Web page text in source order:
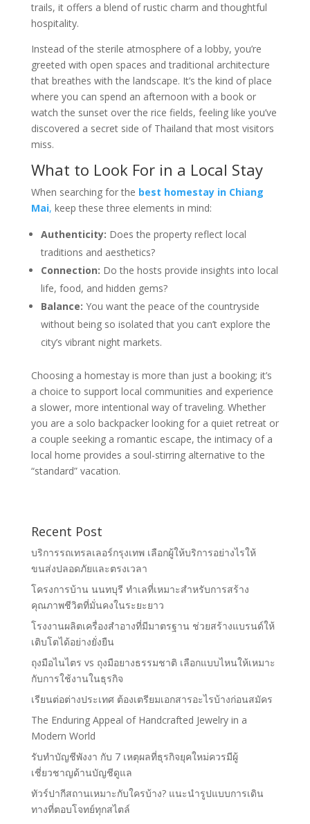
trails, it offers a blend of rustic charm and thoughtful
hospitality.
Instead of the sterile atmosphere of a lobby, you’re
greeted with open spaces and traditional architecture
that breathes with the landscape. It’s the kind of place
where you can spend an afternoon with a book or
watch the sunset over the rice fields, feeling like you’ve
discovered a secret side of Thailand that most visitors
miss.
What to Look For in a Local Stay
When searching for the best homestay in Chiang
Mai, keep these three elements in mind:
Authenticity: Does the property reflect local
traditions and aesthetics?
Connection: Do the hosts provide insights into local
life, food, and hidden gems?
Balance: You want the peace of the countryside
without being so isolated that you can’t explore the
city’s vibrant night markets.
Choosing a homestay is more than just a booking; it’s
a choice to support local communities and experience
a slower, more intentional way of traveling. Whether
you are a solo backpacker looking for a quiet retreat or
a couple seeking a romantic escape, the intimacy of a
local home provides a soul-stirring alternative to the
“standard” vacation.
Recent Post
บริการรถเทรลเลอร์กรุงเทพ เลือกผู้ให้บริการอย่างไรให้
ขนส่งปลอดภัยและตรงเวลา
โครงการบ้าน นนทบุรี ทำเลที่เหมาะสำหรับการสร้าง
คุณภาพชีวิตที่มั่นคงในระยะยาว
โรงงานผลิตเครื่องสำอางที่มีมาตรฐาน ช่วยสร้างแบรนด์ให้
เติบโตได้อย่างยั่งยืน
ถุงมือไนไตร vs ถุงมือยางธรรมชาติ เลือกแบบไหนให้เหมาะ
กับการใช้งานในธุรกิจ
เรียนต่อต่างประเทศ ต้องเตรียมเอกสารอะไรบ้างก่อนสมัคร
The Enduring Appeal of Handcrafted Jewelry in a
Modern World
รับทำบัญชีพังงา กับ 7 เหตุผลที่ธุรกิจยุคใหม่ควรมีผู้
เชี่ยวชาญด้านบัญชีดูแล
ทัวร์ปากีสถานเหมาะกับใครบ้าง? แนะนำรูปแบบการเดิน
ทางที่ตอบโจทย์ทุกสไตล์